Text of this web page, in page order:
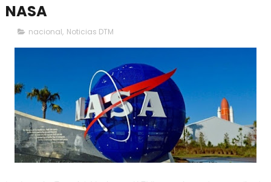
NASA
nacional, Noticias DTM